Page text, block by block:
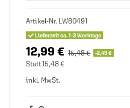
Artikel-Nr. LW80491
Lieferzeit ca. 1-3 Werktage
12,99 € 15,48 € -2,49 €
Statt 15,48 €
inkl. MwSt.